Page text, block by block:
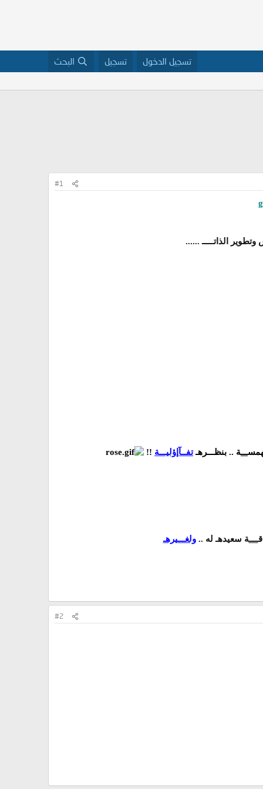
تسجيل الدخول تسجيل البحث
#1
الذاتـــــ ......
ـــة .. بنظـــرهـتفــآإؤليـــة !!
ــــة سعيدهـ له ..ولغـــيرهـ
#2